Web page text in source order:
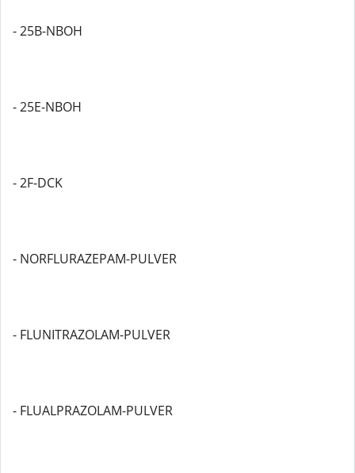
- 25B-NBOH
- 25E-NBOH
- 2F-DCK
- NORFLURAZEPAM-PULVER
- FLUNITRAZOLAM-PULVER
- FLUALPRAZOLAM-PULVER